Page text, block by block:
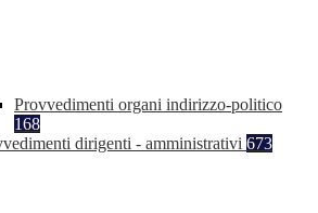
Provvedimenti organi indirizzo-politico
168
dirigenti - amministrativi 673